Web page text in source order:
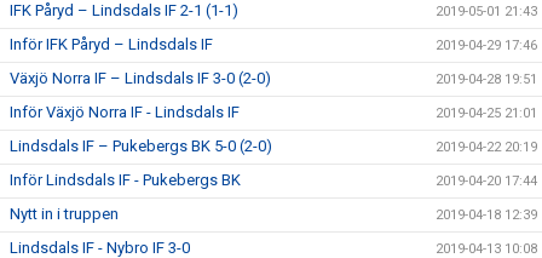
IFK Påryd – Lindsdals IF 2-1 (1-1) 2019-05-01 21:43
Inför IFK Påryd – Lindsdals IF 2019-04-29 17:46
Växjö Norra IF – Lindsdals IF 3-0 (2-0) 2019-04-28 19:51
Inför Växjö Norra IF - Lindsdals IF 2019-04-25 21:01
Lindsdals IF – Pukebergs BK 5-0 (2-0) 2019-04-22 20:19
Inför Lindsdals IF - Pukebergs BK 2019-04-20 17:44
Nytt in i truppen 2019-04-18 12:39
Lindsdals IF - Nybro IF 3-0 2019-04-13 10:08